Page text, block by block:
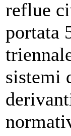
reflue
portata
sistemi